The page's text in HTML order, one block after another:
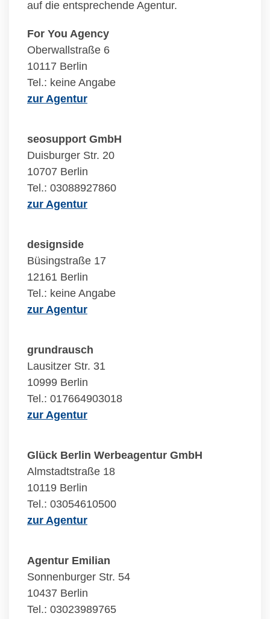
auf die entsprechende Agentur.
For You Agency
Oberwallstraße 6
10117 Berlin
Tel.: keine Angabe
zur Agentur
seosupport GmbH
Duisburger Str. 20
10707 Berlin
Tel.: 03088927860
zur Agentur
designside
Büsingstraße 17
12161 Berlin
Tel.: keine Angabe
zur Agentur
grundrausch
Lausitzer Str. 31
10999 Berlin
Tel.: 017664903018
zur Agentur
Glück Berlin Werbeagentur GmbH
Almstadtstraße 18
10119 Berlin
Tel.: 03054610500
zur Agentur
Agentur Emilian
Sonnenburger Str. 54
10437 Berlin
Tel.: 03023989765